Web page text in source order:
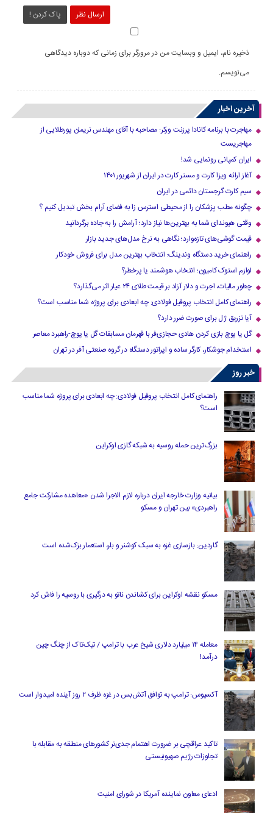
ارسال نظر پاک کردن !
ذخیره نام، ایمیل و وبسایت من در مرورگر برای زمانی که دوباره دیدگاهی
می‌نویسم.
آخرین اخبار
مهاجرت با برنامه کانادا پرزنت ورکر: مصاحبه با آقای مهندس نریمان پورطلایی از
مهاجریست
ایران کمپانی رونمایی شد!
آغاز ارائه ویزا کارت و مستر کارت در ایران از شهریور ۱۴۰۱
سیم کارت گرجستان دائمی در ایران
چگونه مطب پزشکان را از محیطی استرس زا به فضای آرام بخش تبدیل کنیم ؟
وقتی هیوندای شما به بهترین‌ها نیاز دارد؛ آرامش را به جاده برگردانید
قیمت گوشی‌های تازه‌وارد؛ نگاهی به نرخ مدل‌های جدید بازار
راهنمای خرید دستگاه وندینگ: انتخاب بهترین مدل برای فروش خودکار
لوازم استوک کامیون؛ انتخاب هوشمند یا پرخطر؟
چطور مالیات، اجرت و دلار آزاد بر قیمت طلای ۲۴ عیار اثر می‌گذارد؟
راهنمای کامل انتخاب پروفیل فولادی: چه ابعادی برای پروژه شما مناسب است؟
آیا تزریق ژل برای صورت ضرر دارد​؟
گل یا پوچ بازی کردن هادی حجازی‌فر با قهرمان مسابقات گل یا پوچ-راهبرد معاصر
استخدام جوشکار، کارگر ساده و اپراتور دستگاه در گروه صنعتی آفر در تهران
خبر روز
راهنمای کامل انتخاب پروفیل فولادی: چه ابعادی برای پروژه شما مناسب
است؟
بزرگ‌ترین حمله روسیه به شبکه گازی اوکراین
بیانیه وزارت خارجه ایران درباره لازم‌ الاجرا شدن «معاهده مشارکت جامع
راهبردی» بین تهران و مسکو
گاردین: بازسازی غزه به سبک کوشنر و بلر، استعمار بزک‌شده است
مسکو نقشه اوکراین برای کشاندن ناتو به درگیری با روسیه را فاش کرد
معامله ۱۴ میلیارد دلاری شیخ عرب با ترامپ / تیک‌تاک از چنگ چین
درآمد!
آکسیوس: ترامپ به توافق آتش‌بس در غزه ظرف ۲ روز آینده امیدوار است
تاکید عراقچی بر ضرورت اهتمام جدی‌تر کشورهای منطقه به مقابله با
تجاوزات رژیم صهیونیستی
ادعای معاون نماینده آمریکا در شورای امنیت